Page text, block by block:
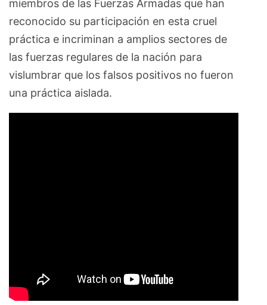
miembros de las Fuerzas Armadas que han
reconocido su participación en esta cruel
práctica e incriminan a amplios sectores de
las fuerzas regulares de la nación para
vislumbrar que los falsos positivos no fueron
una práctica aislada.